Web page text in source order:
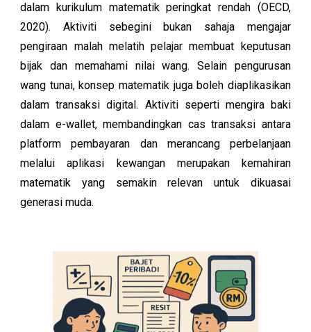
dalam kurikulum matematik peringkat rendah (OECD,
2020). Aktiviti sebegini bukan sahaja mengajar
pengiraan malah melatih pelajar membuat keputusan
bijak dan memahami nilai wang. Selain pengurusan
wang tunai, konsep matematik juga boleh diaplikasikan
dalam transaksi digital. Aktiviti seperti mengira baki
dalam e-wallet, membandingkan cas transaksi antara
platform pembayaran dan merancang perbelanjaan
melalui aplikasi kewangan merupakan kemahiran
matematik yang semakin relevan untuk dikuasai
generasi muda.